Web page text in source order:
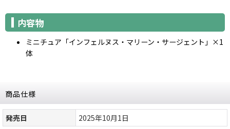
内容物
ミニチュア「インフェルヌス・マリーン・サージェント」×1
体
商品仕様
発売日 2025年10月1日